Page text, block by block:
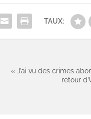
TAUX:
« J’ai vu des crimes
retour